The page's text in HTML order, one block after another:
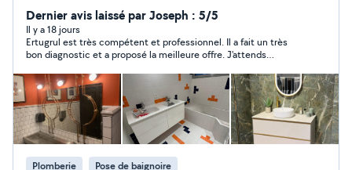
votre intérieur. Passionné par mon métier et ravi de
rencontrer les Parisiens, je propose mon savoir-faire
pour vos projets de rénovation et dépannages de
courte durée en électricité et plomberie. Je vous
conseille également dans vos projets globaux et
collabore avec un partenaire carreleur hautement
qualifié pour créer de superbes salles de bains, y
compris des transformations adaptées aux PMR.
Prestations proposées : Électricité & Plomberie :
Dépannages et interventions rapides. Salles de bains :
Dernier avis laissé par Joseph : 5/5
Il y a 18 jours
Ertugrul est très compétent et professionnel. Il a fait un très
bon diagnostic et a proposé la meilleure offre. J'attends
Plomberie Pose de baignoire